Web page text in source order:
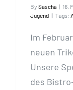
By Sascha | 16.
Jugend | Tags:
Im
neuen
Unsere
des